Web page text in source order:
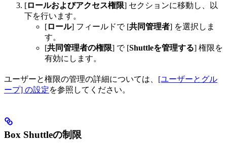
[ロールおよびアクセス権限] セクションに移動し、以
下を行います。
[ロール] フィールドで [共同管理者] を選択しま
す。
[共同管理者の権限] で [Shuttleを管理する] 権限を
有効にします。
ユーザーと権限の管理の詳細については、 [ユーザーとグル
ープ] の設定を参照してください。
Box Shuttleの制限